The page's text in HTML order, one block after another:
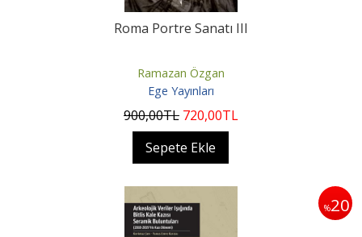
Roma Portre Sanatı III
Ramazan Özgan
Ege Yayınları
900,00TL 720,00TL
Sepete Ekle
%20